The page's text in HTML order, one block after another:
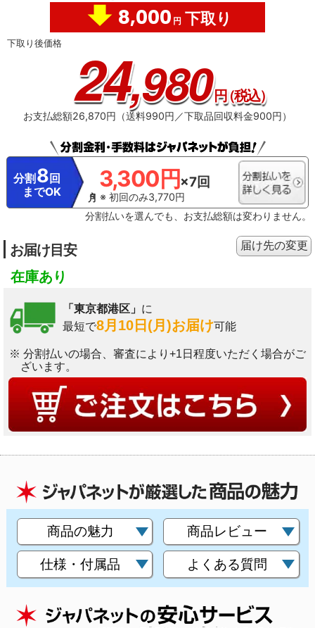
8,000 円 下取り
下取り後価格 24,980円（税込）
お支払総額26,870円（送料990円／下取品回収料金900円）
分割 8 回
までOK
3,300円×7回
※ 初回のみ3,770円
分割払いを選んでも、お支払総額は変わりません。
お届け目安
在庫あり
「東京都港区」 に
最短で8月10日(月)お届け可能
※ 分割払いの場合、審査により+1日程度いただく場合がご
ざいます。
届け先の変更
商品の魅力 商品レビュー
仕様・付属品 よくある質問